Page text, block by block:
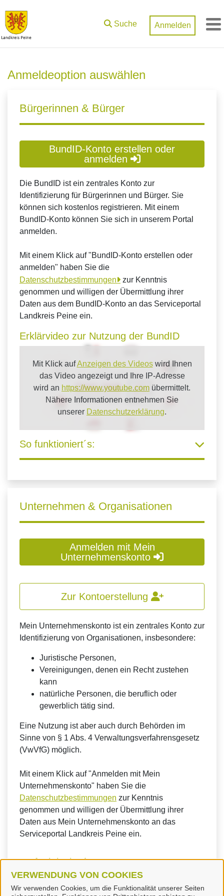
Zum Hauptinhalt springen
VERWENDUNG VON COOKIES
Wir verwenden Cookies, um die Funktionalität unserer Seiten
Suche Anmelden
Anmeldeoption auswählen
Bürgerinnen & Bürger
BundID-Konto erstellen oder
anmelden
Die BundID ist ein zentrales Konto zur
Identifizierung für Bürgerinnen und Bürger. Sie
können sich kostenlos registrieren. Mit einem
BundID-Konto können Sie sich in unserem Portal
anmelden.
Mit einem Klick auf "BundID-Konto erstellen oder
anmelden" haben Sie die
Datenschutzbestimmungen
zur Kenntnis
genommen und willigen der Übermittlung ihrer
Daten aus dem BundID-Konto an das Serviceportal
Landkreis Peine ein.
Erklärvideo zur Nutzung der BundID
Mit Klick aufAnzeigen des Videoswird Ihnen
das Video angezeigt und Ihre IP-Adresse
wird an https://www.youtube.com übermittelt.
Nähere Informationen entnehmen Sie
unserer Datenschutzerklärung.
So funktioniert´s:
Unternehmen & Organisationen
Anmelden mit Mein
Unternehmenskonto
Zur Kontoerstellung
Mein Unternehmenskonto ist ein zentrales Konto zur
Identifizierung von Organisationen, insbesondere:
Juristische Personen,
Vereinigungen, denen ein Recht zustehen
kann
natürliche Personen, die beruflich oder
gewerblich tätig sind.
Eine Nutzung ist aber auch durch Behörden im
Sinne von § 1 Abs. 4 Verwaltungsverfahrensgesetz
(VwVfG) möglich.
Mit einem Klick auf "Anmelden mit Mein
Unternehmenskonto" haben Sie die
Datenschutzbestimmungen zur Kenntnis
genommen und willigen der Übermittlung ihrer
Daten aus Mein Unternehmenskonto an das
Serviceportal Landkreis Peine ein.
So funktioniert´s: